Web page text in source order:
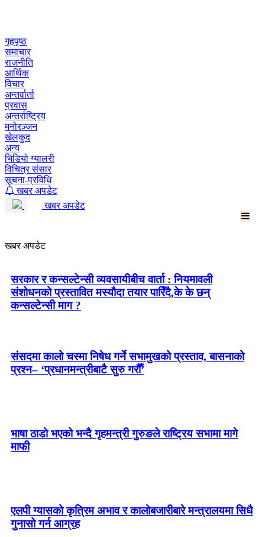
गृहपृष्ठ
समाचार
राजनीति
आर्थिक
विचार
अन्तर्वार्ता
प्रवास
अन्तर्राष्ट्रिय
मनोरञ्जन
खेलकुद
अन्य
भिडियो ग्यालरी
विचित्र संसार
सूचना-प्रविधि
खबर अपडेट
खबर अपडेट
खबर अपडेट
सरकार र कन्सल्टेन्सी व्यवसायीबीच वार्ता : नियमावली
संशोधनको प्रस्तावित मस्यौदा तयार पारिँदै,के के छन्
कन्सल्टेन्सी माग ?
संसदमा कालो चस्मा निषेध गर्ने सभामुखको प्रस्ताव, बासनाको
प्रश्न– ‘प्रधानमन्त्रीबाटै सुरु गरौँ’
भाषा ठाडो भएको भन्दै गृहमन्त्री गुरुङले राष्ट्रिय सभामा मागे
माफी
एलपी ग्यासको कृत्रिम अभाव र कालोबजारीबारे मन्त्रालयमा सिधै
गुनासो गर्न आग्रह